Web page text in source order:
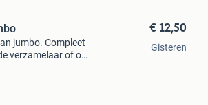
- Jumbo
jumbo. Compleet
verzamelaar of om
€ 12,50
Gisteren